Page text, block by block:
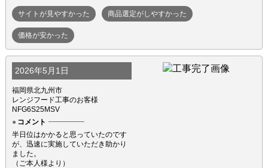
サイトが見やすかった 商品選定がしやすかった
価格が安かった
2026年5月1日
福岡県北九州市
レンジフード工事のお客様
NFG6S25MSV
コメント
半日位はかかると思っていたのです
が、迅速に実施していただき助かり
ました。
（ご本人様より）